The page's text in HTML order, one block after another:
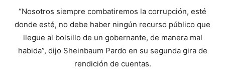
“Nosotros siempre combatiremos la corrupción, esté
donde esté, no debe haber ningún recurso público que
llegue al bolsillo de un gobernante, de manera mal
habida”, dijo Sheinbaum Pardo en su segunda gira de
rendición de cuentas.